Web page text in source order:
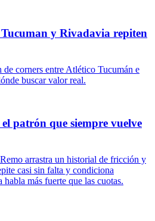
y Rivadavia repiten
corners entre Atlético Tucumán e
buscar valor real.
patrón que siempre vuelve
arrastra un historial de fricción y
casi sin falta y condiciona
más fuerte que las cuotas.